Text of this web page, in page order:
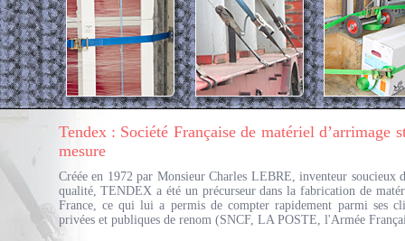
Tendex : Société Française de matériel d’arrimage
mesure
Créée en 1972 par Monsieur Charles LEBRE, inventeur soucieux
qualité, TENDEX a été un précurseur dans la fabrication de
France, ce qui lui a permis de compter rapidement parmi ses
privées et publiques de renom (SNCF, LA POSTE, l'Armée